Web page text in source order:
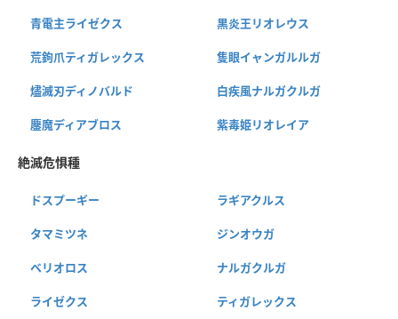
青電主ライゼクス 黒炎王リオレウス
荒鉤爪ティガレックス 隻眼イャンガルルガ
燼滅刃ディノバルド 白疾風ナルガクルガ
鏖魔ディアブロス 紫毒姫リオレイア
絶滅危惧種
ドスプーギー ラギアクルス
タマミツネ ジンオウガ
ベリオロス ナルガクルガ
ライゼクス ティガレックス